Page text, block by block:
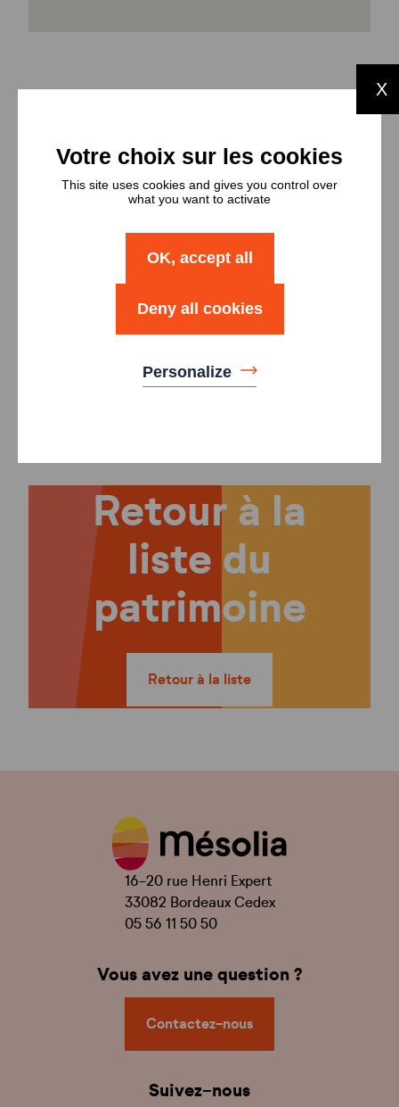
nombres de
logements
Type Nombre
Logement T2
Logement T3 2
Logement T4 13
Retour à la
liste du
patrimoine
Retour à la liste
16-20 rue Henri Expert
33082 Bordeaux Cedex
05 56 11 50 50
Vous avez une question ?
Contactez-nous
Suivez-nous
X
This site uses cookies and gives you control over
what you want to activate
OK, accept all
Deny all cookies
Personalize